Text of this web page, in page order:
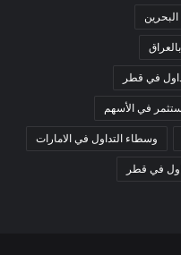
في قطر
في الأسهم
وسطاء التداول في الامارات
في قطر